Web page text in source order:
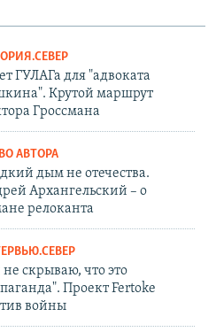
ГУЛАГа для "адвоката
Крутой маршрут
Гроссмана
АВТОРА
дым не отечества.
Архангельский – о
релоканта
не скрываю, что это
Проект Fertoke
войны